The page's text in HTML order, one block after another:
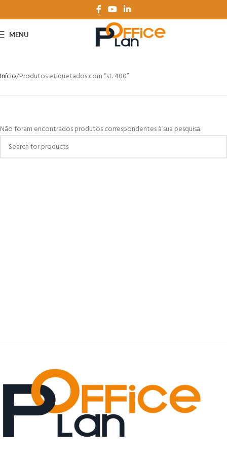
MENU
Início Produtos etiquetados com “st. 400”
Não foram encontrados produtos correspondentes à sua pesquisa.